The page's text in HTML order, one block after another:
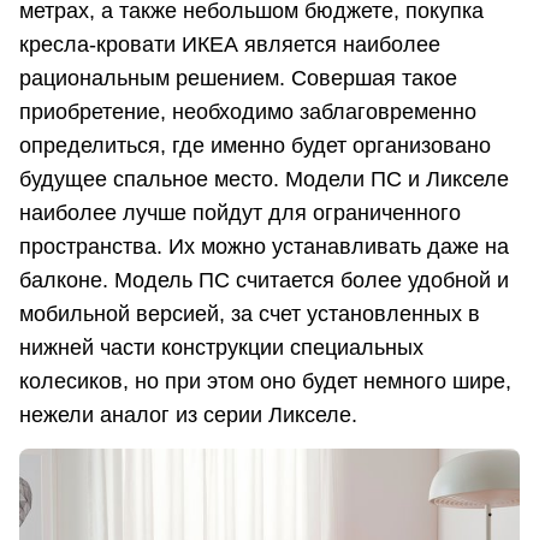
метрах, а также небольшом бюджете, покупка
кресла-кровати ИКЕА является наиболее
рациональным решением. Совершая такое
приобретение, необходимо заблаговременно
определиться, где именно будет организовано
будущее спальное место. Модели ПС и Ликселе
наиболее лучше пойдут для ограниченного
пространства. Их можно устанавливать даже на
балконе. Модель ПС считается более удобной и
мобильной версией, за счет установленных в
нижней части конструкции специальных
колесиков, но при этом оно будет немного шире,
нежели аналог из серии Ликселе.